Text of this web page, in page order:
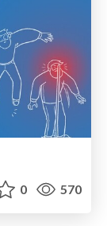
0 570